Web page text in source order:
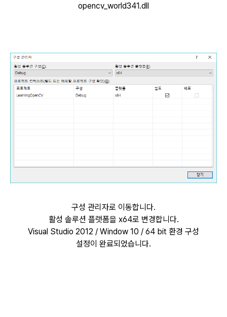
opencv_world341.dll
구성 관리자로 이동합니다.
활성 솔루션 플랫폼을 x64로 변경합니다.
Visual Studio 2012 / Window 10 / 64 bit 환경 구성
설정이 완료되었습니다.